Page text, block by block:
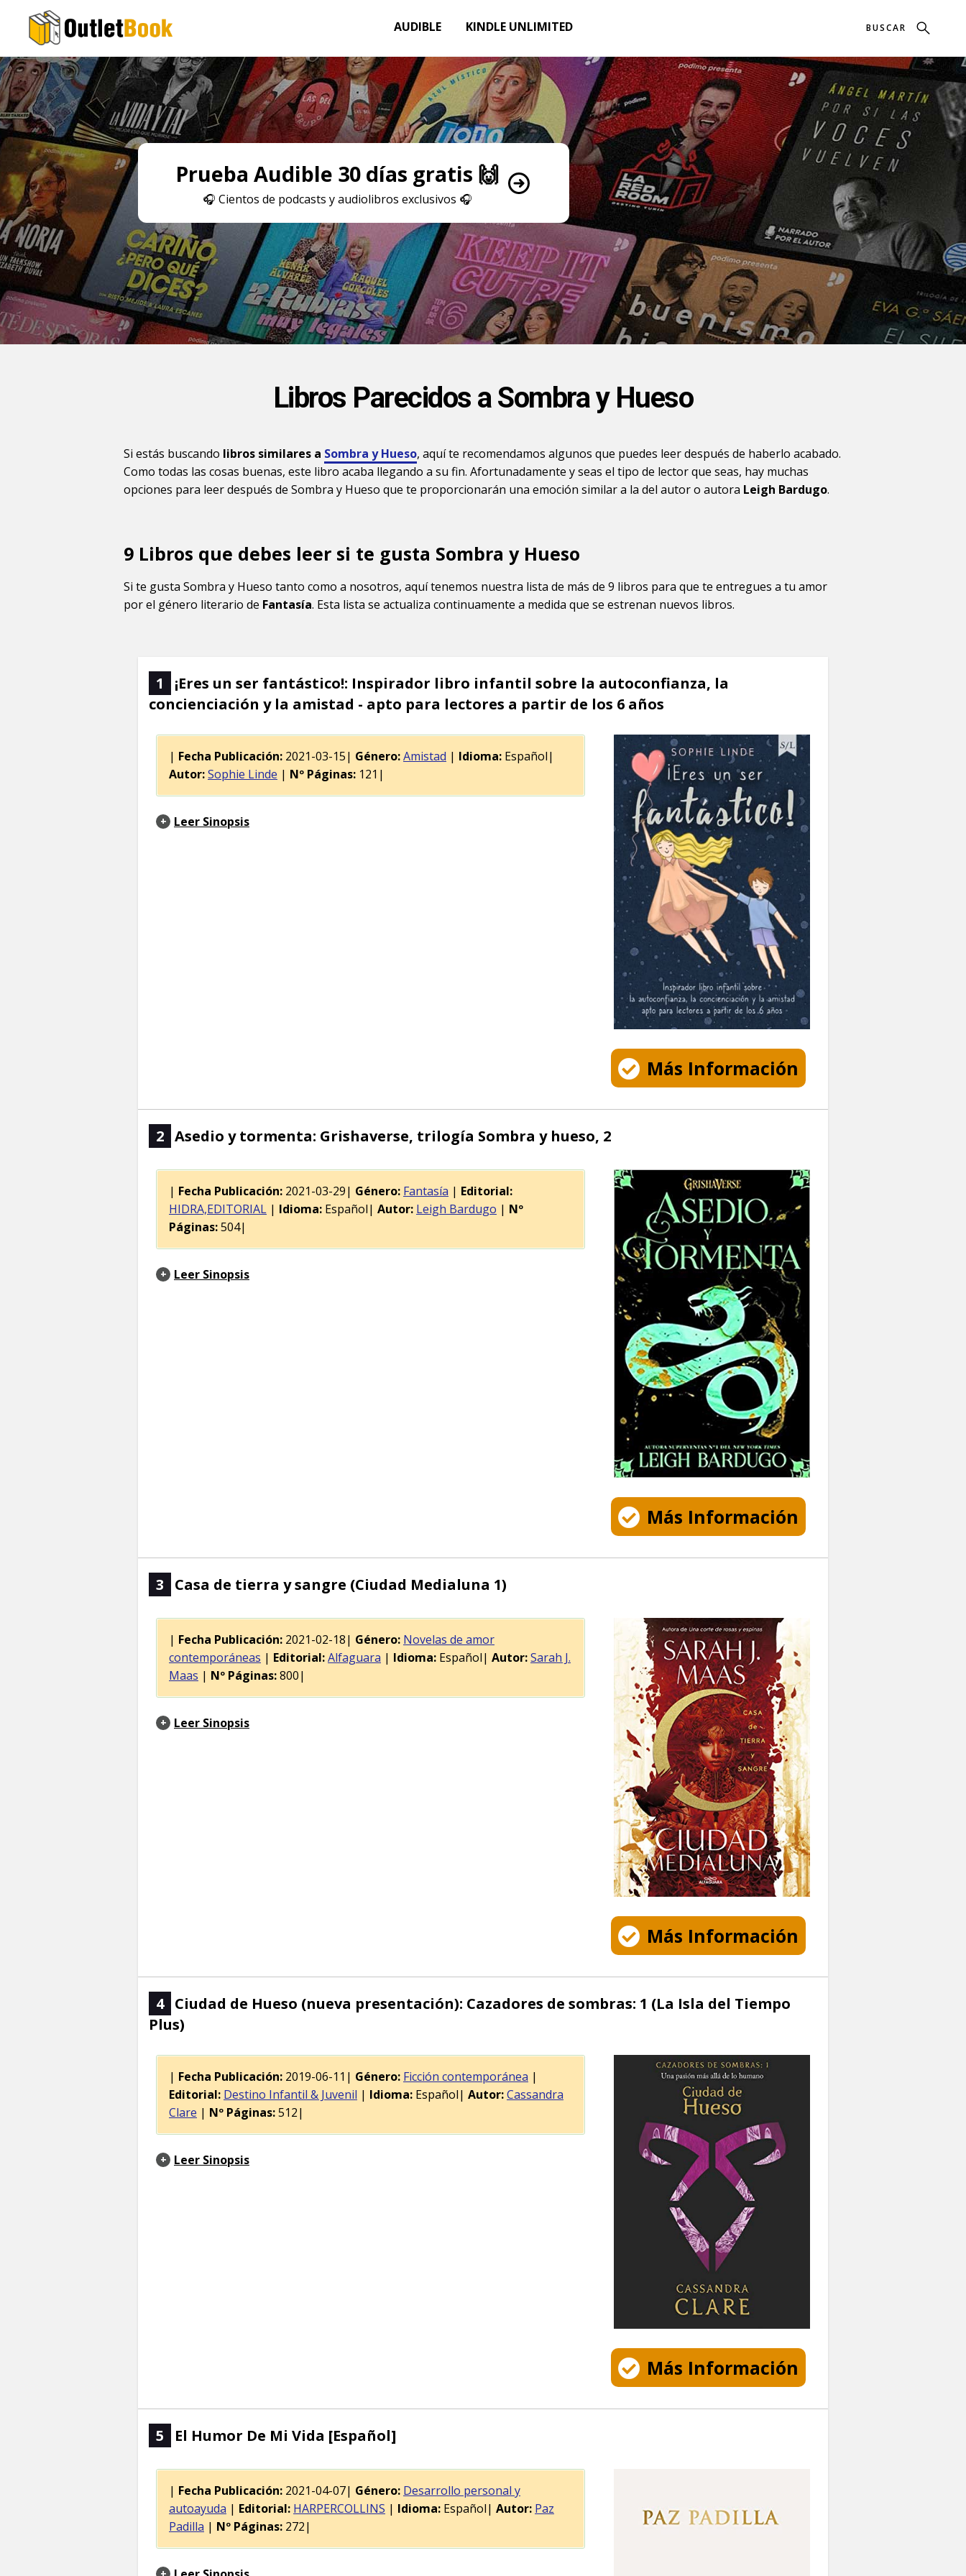
AUDIBLE KINDLE UNLIMITED
Prueba Audible 30 días gratis 🙌
🎧 Cientos de podcasts y audiolibros exclusivos 🎧
Libros Parecidos a Sombra y Hueso
Si estás buscando libros similares a Sombra y Hueso, aquí te recomendamos algunos que puedes leer después de haberlo acabado.
Como todas las cosas buenas, este libro acaba llegando a su fin. Afortunadamente y seas el tipo de lector que seas, hay muchas
opciones para leer después de Sombra y Hueso que te proporcionarán una emoción similar a la del autor o autora Leigh Bardugo.
9 Libros que debes leer si te gusta Sombra y Hueso
Si te gusta Sombra y Hueso tanto como a nosotros, aquí tenemos nuestra lista de más de 9 libros para que te entregues a tu amor
por el género literario de Fantasía. Esta lista se actualiza continuamente a medida que se estrenan nuevos libros.
1
¡Eres un ser fantástico!: Inspirador libro infantil sobre la autoconfianza, la
concienciación y la amistad - apto para lectores a partir de los 6 años
Más Información
| Fecha Publicación: 2021-03-15| Género:Amistad | Idioma: Español|
Autor:Sophie Linde | Nº Páginas: 121|
Leer Sinopsis
2 Asedio y tormenta: Grishaverse, trilogía Sombra y hueso, 2
Más Información
| Fecha Publicación: 2021-03-29| Género: Fantasía | Editorial:
HIDRA,EDITORIAL | Idioma: Español| Autor: Leigh Bardugo | Nº
Páginas:504|
Leer Sinopsis
3 Casa de tierra y sangre (Ciudad Medialuna 1)
Más Información
| Fecha Publicación: 2021-02-18| Género: Novelas de amor
contemporáneas | Editorial:Alfaguara | Idioma: Español| Autor:Sarah J.
Maas | Nº Páginas:800|
Leer Sinopsis
4 Ciudad de Hueso (nueva presentación): Cazadores de sombras: 1 (La Isla del Tiempo
Plus)
Más Información
| Fecha Publicación: 2019-06-11| Género: Ficción contemporánea |
Editorial: Destino Infantil & Juvenil | Idioma: Español| Autor:Cassandra
Clare | Nº Páginas:512|
Leer Sinopsis
5 El Humor De Mi Vida [Español]
| Fecha Publicación: 2021-04-07| Género: Desarrollo personal y
autoayuda | Editorial: HARPERCOLLINS | Idioma: Español| Autor: Paz
Padilla | Nº Páginas: 272|